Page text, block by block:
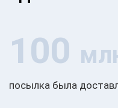
100
посылка была